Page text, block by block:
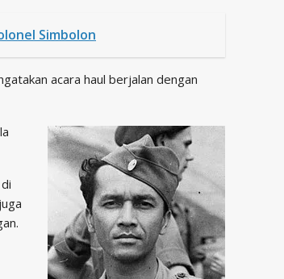
Simbolon
acara haul berjalan dengan